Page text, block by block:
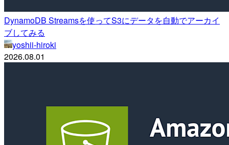
DynamoDB Streamsを使ってS3にデータを自動でアーカイ
ブしてみる
yoshii-hiroki
2026.08.01